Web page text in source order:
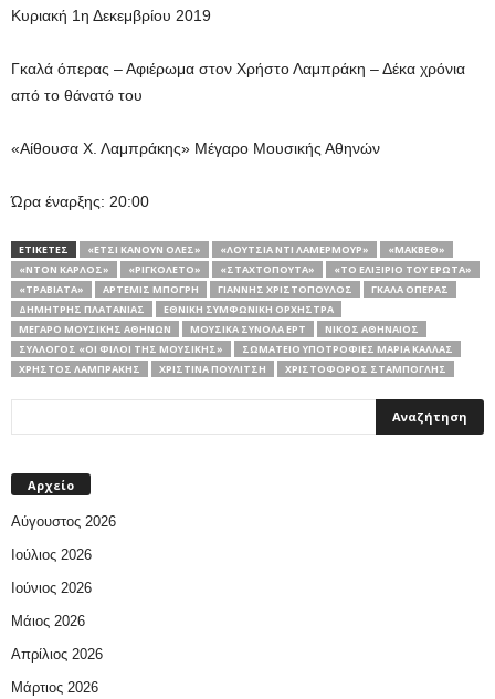
Κυριακή 1η Δεκεμβρίου 2019
Γκαλά όπερας – Αφιέρωμα στον Χρήστο Λαμπράκη – Δέκα χρόνια
από το θάνατό του
«Αίθουσα Χ. Λαμπράκης» Μέγαρο Μουσικής Αθηνών
Ώρα έναρξης: 20:00
ΕΤΙΚΕΤΕΣ «ΈΤΣΙ ΚΆΝΟΥΝ ΌΛΕΣ» «ΛΟΥΤΣΊΑ ΝΤΙ ΛΑΜΕΡΜΟΎΡ»
«ΜΆΚΒΕΘ»
«ΝΤΟΝ ΚΆΡΛΟΣ»
«ΡΙΓΚΟΛΈΤΟ» «ΣΤΑΧΤΟΠΟΎΤΑ»
«ΤΟ ΕΛΙΞΊΡΙΟ ΤΟΥ ΈΡΩΤΑ»
«ΤΡΑΒΙΆΤΑ»
ΆΡΤΕΜΙΣ ΜΠΌΓΡΗ ΓΙΆΝΝΗΣ ΧΡΙΣΤΌΠΟΥΛΟΣ
ΓΚΑΛΆ ΌΠΕΡΑΣ
ΔΗΜΉΤΡΗΣ ΠΛΑΤΑΝΙΆΣ
ΕΘΝΙΚΉ ΣΥΜΦΩΝΙΚΉ ΟΡΧΉΣΤΡΑ
ΜΈΓΑΡΟ ΜΟΥΣΙΚΉΣ ΑΘΗΝΏΝ
ΜΟΥΣΙΚΑ ΣΥΝΟΛΑ ΕΡΤ
ΝΊΚΟΣ ΑΘΗΝΑΊΟΣ
ΣΎΛΛΟΓΟΣ «ΟΙ ΦΊΛΟΙ ΤΗΣ ΜΟΥΣΙΚΉΣ»
ΣΩΜΑΤΕΊΟ ΥΠΟΤΡΟΦΊΕΣ ΜΑΡΊΑ ΚΆΛΛΑΣ
ΧΡΉΣΤΟΣ ΛΑΜΠΡΆΚΗΣ
ΧΡΙΣΤΊΝΑ ΠΟΥΛΊΤΣΗ ΧΡΙΣΤΌΦΟΡΟΣ ΣΤΑΜΠΌΓΛΗΣ
Αρχείο
Αύγουστος 2026
Ιούλιος 2026
Ιούνιος 2026
Μάιος 2026
Απρίλιος 2026
Μάρτιος 2026